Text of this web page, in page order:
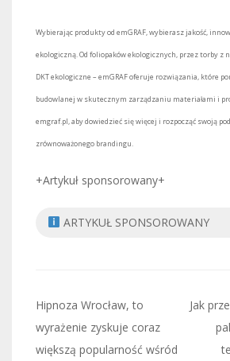
Wybierając produkty od emGRAF, wybierasz jakość,
ekologiczną. Od foliopaków ekologicznych, przez torby z
DKT ekologiczne – emGRAF oferuje rozwiązania, które
budowlanej w skutecznym zarządzaniu materiałami i
emgraf.pl, aby dowiedzieć się więcej i rozpocząć swoją
zrównoważonego brandingu.
+Artykuł sponsorowany+
ARTYKUŁ SPONSOROWANY
Nawigacja
wpisu
Hipnoza Wrocław, to
wyrażenie zyskuje coraz
większą popularność wśród
Jak